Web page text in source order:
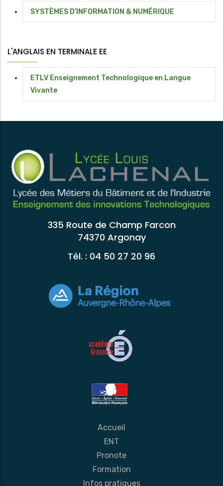
SYSTÈMES D’INFORMATION & NUMÉRIQUE
L'ANGLAIS EN TERMINALE EE
ETLV Enseignement Technologique en Langue
Vivante
335 Route de Champ Farcon
74370 Argonay
Tél. : 04 50 27 20 96
Accueil
ENT
Pronote
Formation
Infos pratiques